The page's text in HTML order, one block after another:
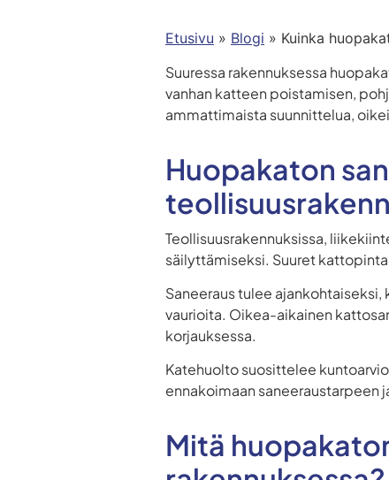
Etusivu » Blogi » Kuinka
Suuressa rakennuksessa
vanhan katteen poistamisen,
ammattimaista suunnittelua,
Huopakaton
Teollisuusrakennuksissa,
säilyttämiseksi. Suuret
Saneeraus tulee
vaurioita. Oikea-aikainen
korjauksessa.
Katehuolto suosittelee
ennakoimaan
Mitä